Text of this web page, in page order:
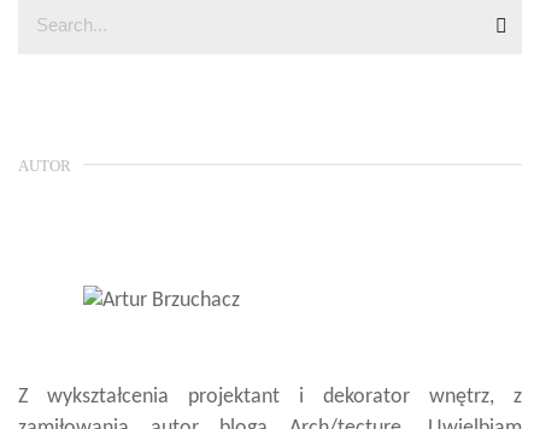
AUTOR
Z wykształcenia projektant i dekorator wnętrz, z